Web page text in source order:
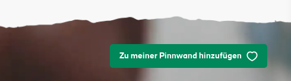
gemacht ist.
Zu meiner Pinnwand hinzufügen